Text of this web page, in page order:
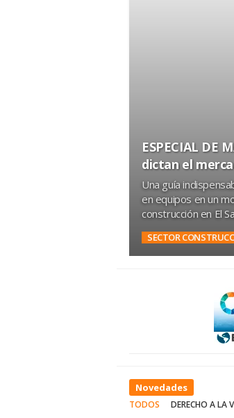
ESPECIAL DE
dictan el
Una guía
en equipos en un
construcción en El
SECTOR
Novedades
TODOS DERECHO A LA